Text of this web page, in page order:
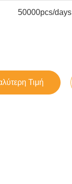
50000pcs/days
Τιμή